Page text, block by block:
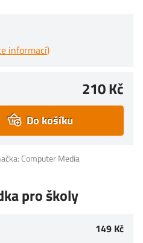
informací)
210 Kč
Do košíku
Computer Media
pro školy
149 Kč